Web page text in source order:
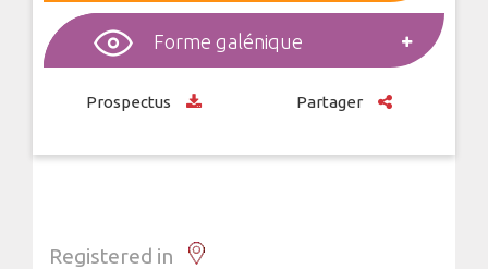
Forme galénique
Prospectus Partager
Registered in